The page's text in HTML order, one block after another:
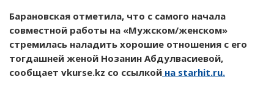
Барановская отметила, что с самого начала
совместной работы на «Мужском/женском»
стремилась наладить хорошие отношения с его
тогдашней женой Нозанин Абдулвасиевой,
сообщает vkurse.kz со ссылкой на starhit.ru.